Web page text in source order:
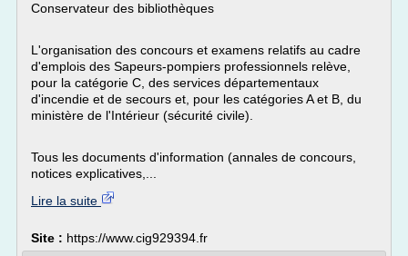
Conservateur des bibliothèques
L'organisation des concours et examens relatifs au cadre
d'emplois des Sapeurs-pompiers professionnels relève,
pour la catégorie C, des services départementaux
d'incendie et de secours et, pour les catégories A et B, du
ministère de l'Intérieur (sécurité civile).
Tous les documents d'information (annales de concours,
notices explicatives,...
Lire la suite
Site : https://www.cig929394.fr